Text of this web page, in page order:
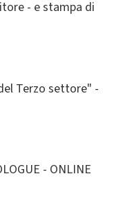
- e stampa di
Terzo settore" -
- ONLINE